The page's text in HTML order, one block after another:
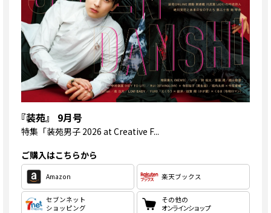
『装苑』 9月号
特集 「装苑男子 2026 at Creative F...
ご購入はこちらから
Amazon 楽天ブックス
セブンネット
ショッピング
その他の
オンラインショップ